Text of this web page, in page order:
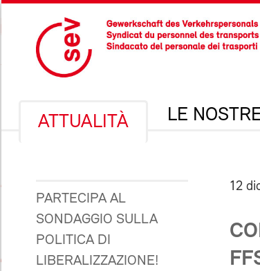
ATTUALITÀ LE
PARTECIPA AL
SONDAGGIO SULLA
POLITICA DI
LIBERALIZZAZIONE!
12